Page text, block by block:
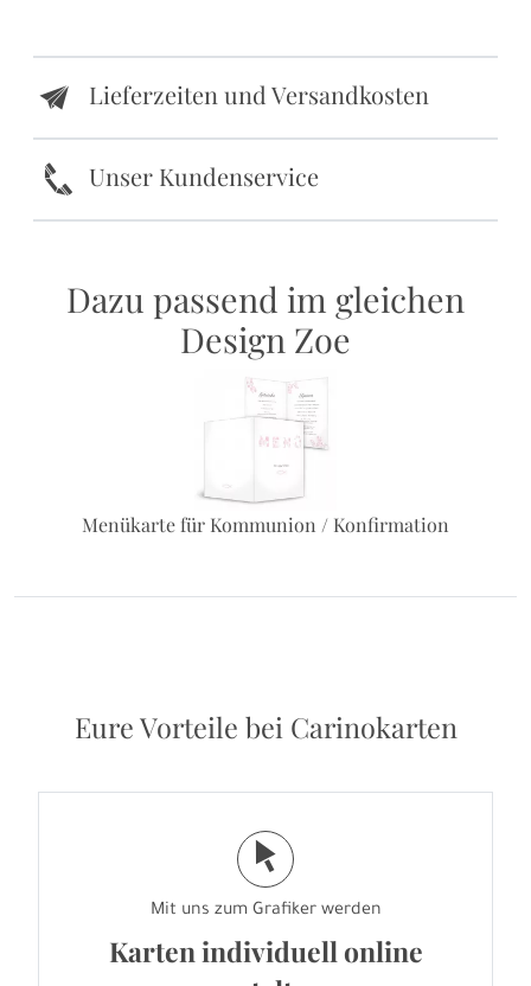
e Lieferzeiten und Versandkosten
k Unser Kundenservice
Dazu passend im gleichen
Design Zoe
Menükarte für Kommunion / Konfirmation
Eure Vorteile bei Carinokarten
j
Mit uns zum Grafiker werden
Karten individuell online